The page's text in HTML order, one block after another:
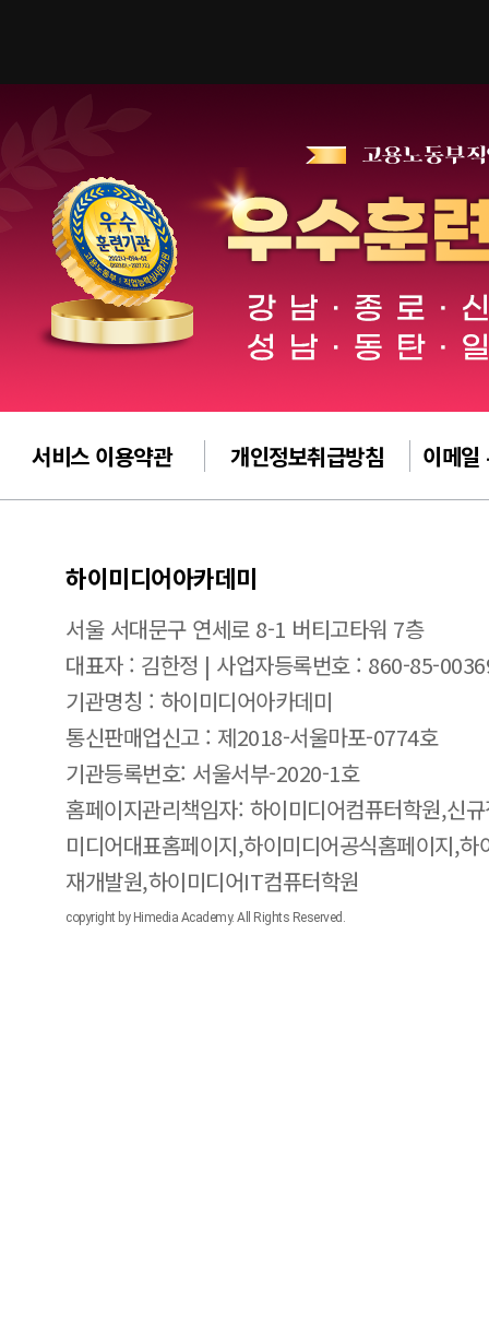
서비스 이용약관 개인정보취급방침 이메일
하이미디어아카데미
서울 서대문구 연세로 8-1 버티고타워 7층
대표자 : 김한정 | 사업자등록번호 : 860-85-
기관명칭 : 하이미디어아카데미
통신판매업신고 : 제2018-서울마포-0774호
기관등록번호: 서울서부-2020-1호
홈페이지관리책임자: 하이미디어컴퓨터학원,신
미디어대표홈페이지,하이미디어공식홈페이지,
재개발원,하이미디어IT컴퓨터학원
copyright by Himedia Academy. All Rights Reserved.